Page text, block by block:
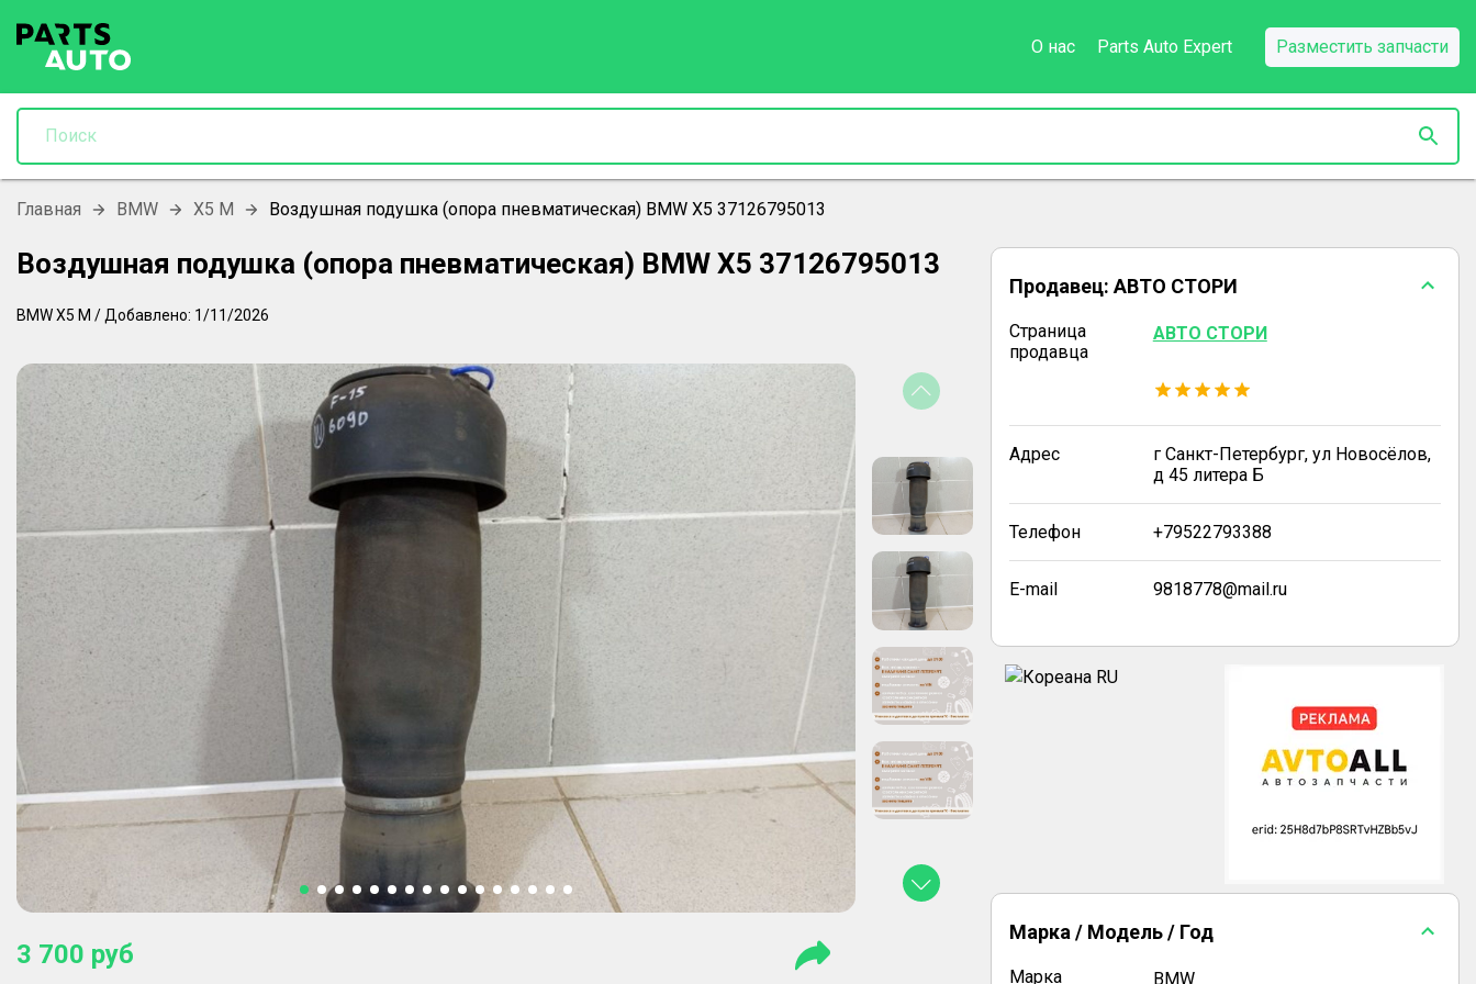
О нас Parts Auto Expert Разместить запчасти
Главная BMW X5 M Воздушная подушка (опора пневматическая) BMW X5 37126795013
Воздушная подушка (опора пневматическая) BMW X5 37126795013
BMWX5 M / Добавлено: 1/11/2026
3 700 руб
Продавец: АВТО СТОРИ
Страница
продавца
АВТО СТОРИ
Адрес
г Санкт-Петербург, ул Новосёлов,
д 45 литера Б
Телефон +79522793388
E-mail 9818778@mail.ru
Марка / Модель / Год
Марка BMW